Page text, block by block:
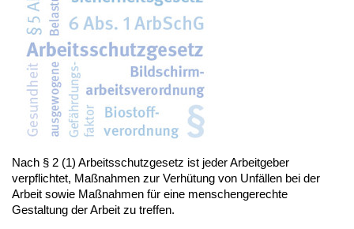
Nach § 2 (1) Arbeitsschutzgesetz ist jeder Arbeitgeber
verpflichtet, Maßnahmen zur Verhütung von Unfällen bei der
Arbeit sowie Maßnahmen für eine menschengerechte
Gestaltung der Arbeit zu treffen.